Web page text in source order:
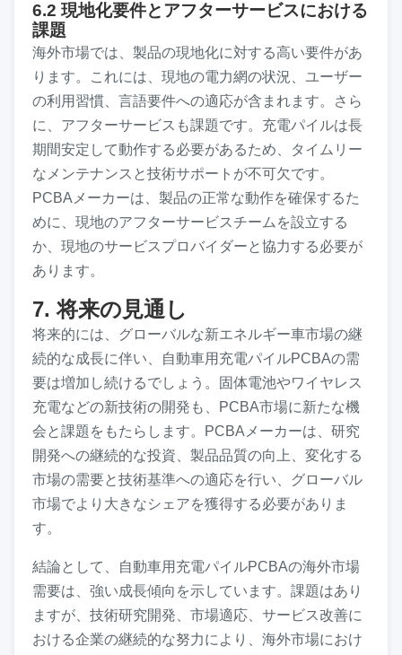
6.2 現地化要件とアフターサービスにおける
課題
海外市場では、製品の現地化に対する高い要件があ
ります。これには、現地の電力網の状況、ユーザー
の利用習慣、言語要件への適応が含まれます。さら
に、アフターサービスも課題です。充電パイルは長
期間安定して動作する必要があるため、タイムリー
なメンテナンスと技術サポートが不可欠です。
PCBAメーカーは、製品の正常な動作を確保するた
めに、現地のアフターサービスチームを設立する
か、現地のサービスプロバイダーと協力する必要が
あります。
7. 将来の見通し
将来的には、グローバルな新エネルギー車市場の継
続的な成長に伴い、自動車用充電パイルPCBAの需
要は増加し続けるでしょう。固体電池やワイヤレス
充電などの新技術の開発も、PCBA市場に新たな機
会と課題をもたらします。PCBAメーカーは、研究
開発への継続的な投資、製品品質の向上、変化する
市場の需要と技術基準への適応を行い、グローバル
市場でより大きなシェアを獲得する必要がありま
す。
結論として、自動車用充電パイルPCBAの海外市場
需要は、強い成長傾向を示しています。課題はあり
ますが、技術研究開発、市場適応、サービス改善に
おける企業の継続的な努力により、海外市場におけ